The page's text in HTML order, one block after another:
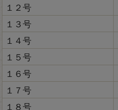
１２号
１３号
１４号
１５号
１６号
１７号
１８号